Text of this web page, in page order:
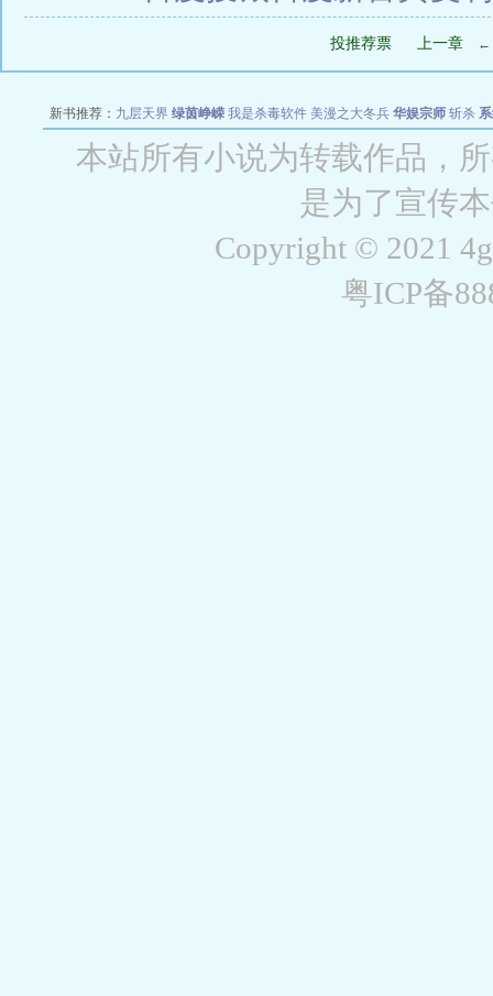
投推荐票 上一章 ←
新书推荐： 九层天界 绿茵峥嵘 我是杀毒软件 美漫之大冬兵 华娱宗师 斩杀
战争天堂 混元道纪 教练万岁 都市全能巨星 绝对交易 全职武神 位面复
本站所有小说为转载作品，
是为了宣传
Copyright © 2021
粤ICP备